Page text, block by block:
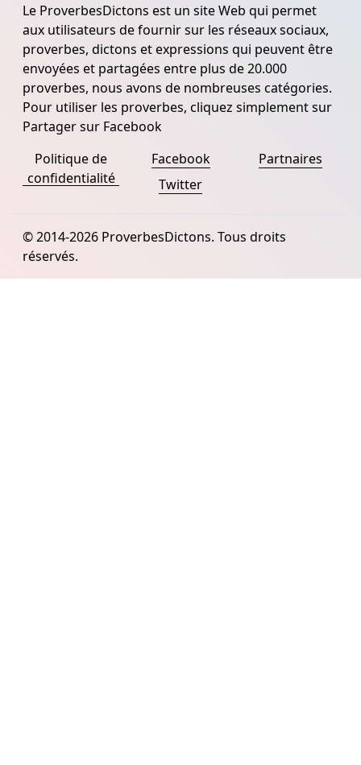
Le ProverbesDictons est un site Web qui permet
aux utilisateurs de fournir sur les réseaux sociaux,
proverbes, dictons et expressions qui peuvent être
envoyées et partagées entre plus de 20.000
proverbes, nous avons de nombreuses catégories.
Pour utiliser les proverbes, cliquez simplement sur
Partager sur Facebook
Politique de
confidentialité
Facebook
Twitter
Partnaires
© 2014-2026 ProverbesDictons. Tous droits
réservés.